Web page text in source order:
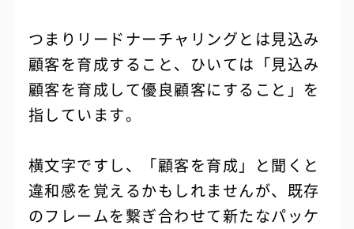
つまりリードナーチャリングとは見込み
顧客を育成すること、ひいては「見込み
顧客を育成して優良顧客にすること」を
指しています。
横文字ですし、「顧客を育成」と聞くと
違和感を覚えるかもしれませんが、既存
のフレームを繋ぎ合わせて新たなパッケ